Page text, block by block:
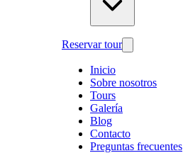
Reservar tour
Inicio
Sobre nosotros
Tours
Galería
Blog
Contacto
Preguntas frecuentes